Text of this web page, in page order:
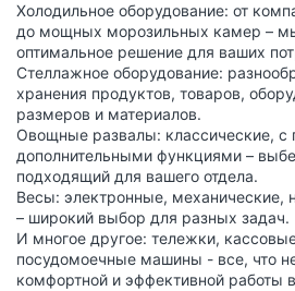
Холодильное оборудование: от
до мощных морозильных камер –
оптимальное решение для ваших
Стеллажное оборудование:
хранения продуктов, товаров,
размеров и материалов.
Овощные развалы: классические, с
дополнительными функциями –
подходящий для вашего отдела.
Весы: электронные, механические,
– широкий выбор для разных задач.
И многое другое: тележки,
посудомоечные машины - все, что
комфортной и эффективной работы